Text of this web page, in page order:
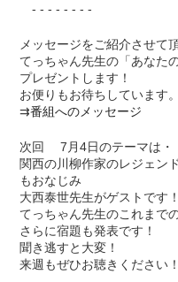
- - - - - - - -
メッセージをご紹介させて
てっちゃん先生の「あなた
プレゼントします！
お便りもお待ちしています。
⇉番組へのメッセージ
次回 7月4日のテーマは・
関西の川柳作家のレジェン
もおなじみ
大西泰世先生がゲストです！
てっちゃん先生のこれまで
さらに宿題も発表です！
聞き逃すと大変！
来週もぜひお聴きください！